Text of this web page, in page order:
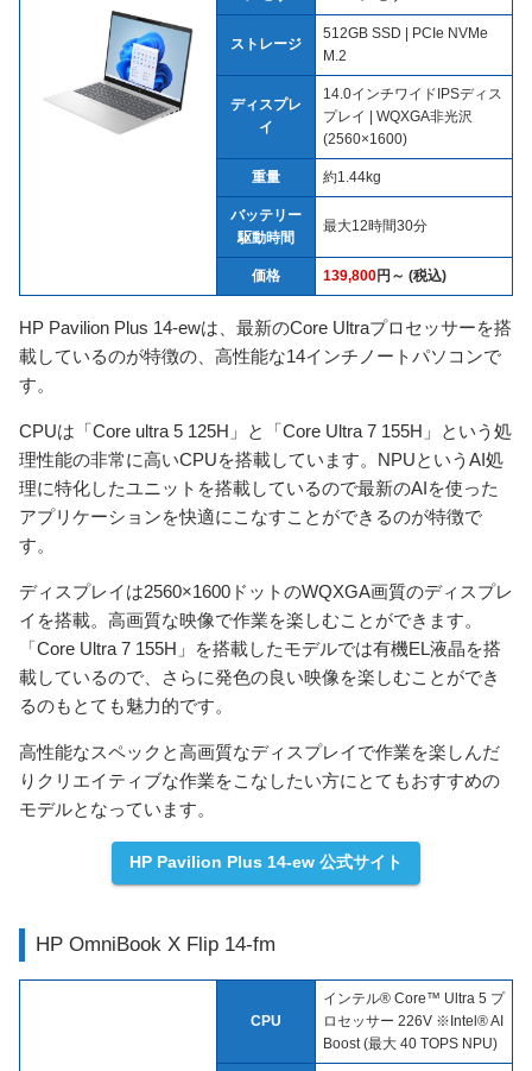
ストレージ
512GB SSD | PCIe NVMe
M.2
ディスプレ
イ
14.0インチワイドIPSディス
プレイ | WQXGA非光沢
(2560×1600)
重量 約1.44kg
バッテリー
駆動時間
最大12時間30分
価格 139,800円～ (税込)
HP Pavilion Plus 14-ewは、最新のCore Ultraプロセッサーを搭
載しているのが特徴の、高性能な14インチノートパソコンで
す。
CPUは「Core ultra 5 125H」と「Core Ultra 7 155H」という処
理性能の非常に高いCPUを搭載しています。NPUというAI処
理に特化したユニットを搭載しているので最新のAIを使った
アプリケーションを快適にこなすことができるのが特徴で
す。
ディスプレイは2560×1600ドットのWQXGA画質のディスプレ
イを搭載。高画質な映像で作業を楽しむことができます。
「Core Ultra 7 155H」を搭載したモデルでは有機EL液晶を搭
載しているので、さらに発色の良い映像を楽しむことができ
るのもとても魅力的です。
高性能なスペックと高画質なディスプレイで作業を楽しんだ
りクリエイティブな作業をこなしたい方にとてもおすすめの
モデルとなっています。
HP Pavilion Plus 14-ew 公式サイト
HP OmniBook X Flip 14-fm
CPU
インテル® Core™ Ultra 5 プ
ロセッサー 226V ※Intel® AI
Boost (最大 40 TOPS NPU)